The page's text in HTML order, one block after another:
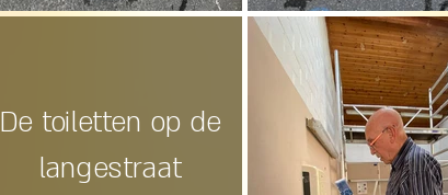
De toiletten op de
langestraat